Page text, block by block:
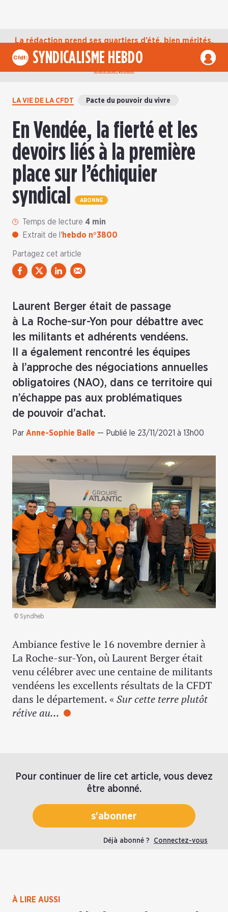
La rédaction prend ses quartiers d’été, bien mérités,
jusqu’au mardi 1er septembre. D’ici là, retrouvez
l’actualité de la CFDT sur notre compte Bluesky. En
SYNDICALISME HEBDO
LA VIE DE LA CFDT Pacte du pouvoir du vivre
En Vendée, la fierté et les
devoirs liés à la première
place sur l’échiquier
syndical
ABONNÉ
Temps de lecture 4 min
Extrait de l'hebdo n°3800
Partagez cet article
Laurent Berger était de passage
à La Roche-sur-Yon pour débattre avec
les militants et adhérents vendéens.
Il a également rencontré les équipes
à l’approche des négociations annuelles
obligatoires (NAO), dans ce territoire qui
n’échappe pas aux problématiques
de pouvoir d’achat.
Par Anne-Sophie Balle — Publié le 23/11/2021 à 13h00
© Syndheb
Ambiance festive le 16 novembre dernier à
La Roche-sur-Yon, où Laurent Berger était
venu célébrer avec une centaine de militants
vendéens les excellents résultats de la CFDT
dans le département. « Sur cette terre plutôt
rétive au…
Pour continuer de lire cet article, vous devez
être abonné.
s'abonner
Déjà abonné ? Connectez-vous
À LIRE AUSSI